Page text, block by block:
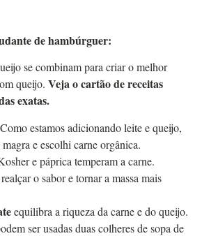
de hambúrguer:
se combinam para criar o melhor
queijo. Veja o cartão de receitas
exatas.
Como estamos adicionando leite e queijo,
e escolhi carne orgânica.
e páprica temperam a carne.
realçar o sabor e tornar a massa mais
equilibra a riqueza da carne e do queijo.
ser usadas duas colheres de sopa de